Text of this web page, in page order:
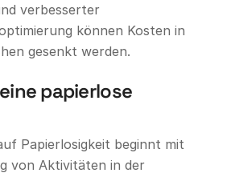
verbesserter
können Kosten in
gesenkt werden.
papierlose
Papierlosigkeit beginnt mit
von Aktivitäten in der